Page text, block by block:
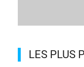
LES PLUS